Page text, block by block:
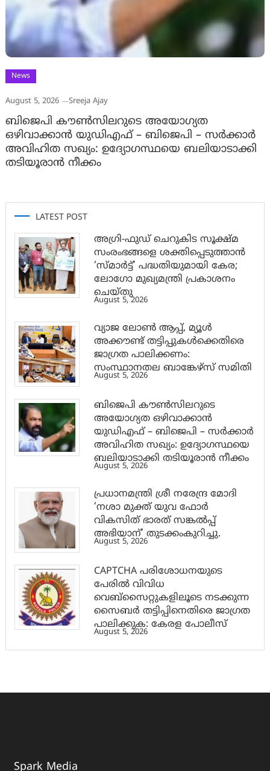
News
August 5, 2026 Sreeja Ajay
ബിജെപി കൗൺസിലറുടെ അയോഗ്യത
ഒഴിവാക്കാൻ യുഡിഎഫ് – ബിജെപി – സർക്കാർ
അവിഹിത സഖ്യം: ഉദ്യോഗസ്ഥയെ ബലിയാടാക്കി
തടിയൂരാൻ നീക്കം
LATEST POST
അഗ്രി-ഫുഡ് ചെറുകിട സൂക്ഷ്മ
സംരംഭങ്ങളെ ശക്തിപ്പെടുത്താന്‍
‘സ്മാര്‍ട്ട്’ പദ്ധതിയുമായി കേര;
ലോഗോ മുഖ്യമന്ത്രി പ്രകാശനം
ചെയ്തു
August 5, 2026
വ്യാജ ലോൺ ആപ്പ്, മ്യൂൾ
അക്കൗണ്ട് തട്ടിപ്പുകൾക്കെതിരെ
ജാ​ഗ്രത പാലിക്കണം:
സംസ്ഥാനതല ബാങ്കേഴ്സ് സമിതി
August 5, 2026
ബിജെപി കൗൺസിലറുടെ
അയോഗ്യത ഒഴിവാക്കാൻ
യുഡിഎഫ് – ബിജെപി – സർക്കാർ
അവിഹിത സഖ്യം: ഉദ്യോഗസ്ഥയെ
ബലിയാടാക്കി തടിയൂരാൻ നീക്കം
August 5, 2026
പ്രധാനമന്ത്രി ശ്രീ നരേന്ദ്ര മോദി
‘നശാ മുക്ത് യുവ ഫോർ
വികസിത് ഭാരത് സങ്കൽപ്പ്
അഭിയാന്’ തുടക്കംകുറിച്ചു.
August 5, 2026
CAPTCHA പരിശോധനയുടെ
പേരില്‍ വിവിധ
വെബ്സൈറ്റുകളിലൂടെ നടക്കുന്ന
സൈബര്‍ തട്ടിപ്പിനെതിരെ ജാഗ്രത
പാലിക്കുക: കേരള പോലീസ്
August 5, 2026
Spark Media